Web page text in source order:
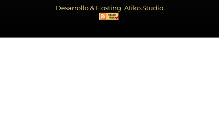
Desarrollo & Hosting: Atiko.Studio